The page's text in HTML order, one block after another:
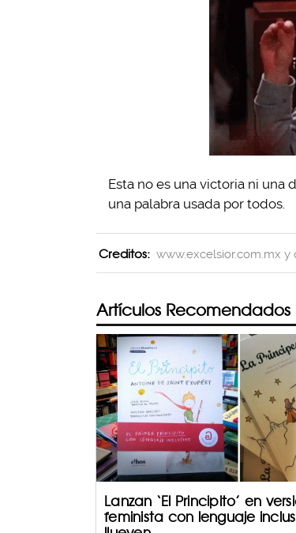
Esta no es una victoria ni una
una palabra usada por todos.
Creditos: www.excelsior.com.mx y
Artículos Recomendados
Lanzan ‘El Principito’ en
feminista con lenguaje